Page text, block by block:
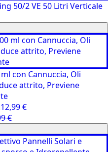
50/2 VE 50 Litri Verticale
con Cannuccia, Oli
attrito, Previene
€
12,99€